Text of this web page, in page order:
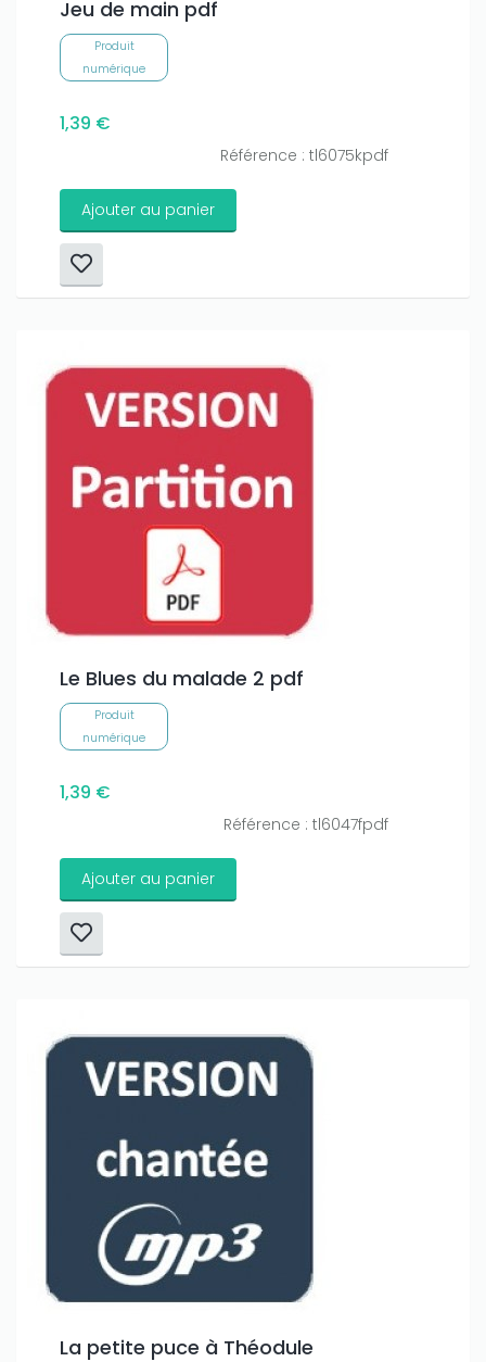
Jeu de main pdf
Produit
numérique
1,39 €
Référence : tl6075kpdf
Ajouter au panier
Le Blues du malade 2 pdf
Produit
numérique
1,39 €
Référence : tl6047fpdf
Ajouter au panier
La petite puce à Théodule
Joo casino
amount on your credits!